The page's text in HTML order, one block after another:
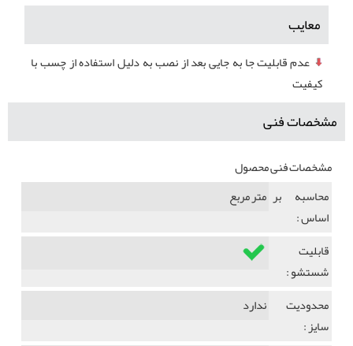
معایب
عدم قابلیت جا به جایی بعد از نصب به دلیل استفاده از چسب با
کیفیت
مشخصات فنی
مشخصات فنی محصول
محاسبه بر
اساس :
متر مربع
قابلیت
شستشو :
محدودیت
سایز :
ندارد